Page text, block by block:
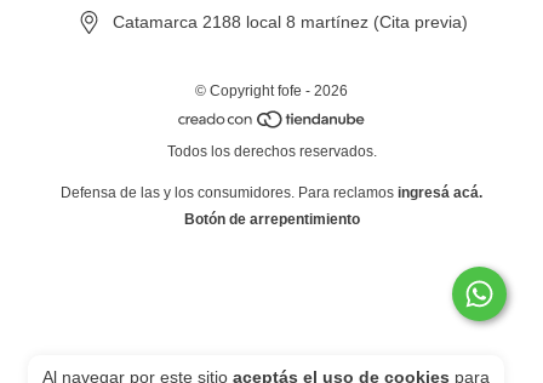
Al navegar por este sitioaceptás el uso de cookies para
Catamarca 2188 local 8 martínez (Cita previa)
© Copyright fofe - 2026
Todos los derechos reservados.
Defensa de las y los consumidores. Para reclamos ingresá acá.
Botón de arrepentimiento